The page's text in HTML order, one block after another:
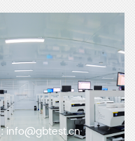
ارسل لنا عبر البريد الإلكتروني :info@gbtest.cn